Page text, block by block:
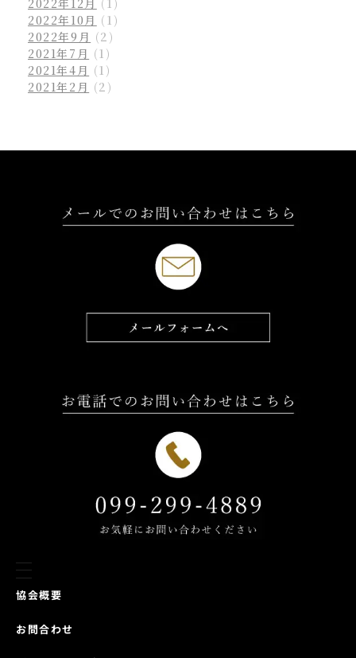
2022年12月 (1)
2022年10月 (1)
2022年9月 (2)
2021年7月 (1)
2021年4月 (1)
2021年2月 (2)
協会概要
お問合わせ